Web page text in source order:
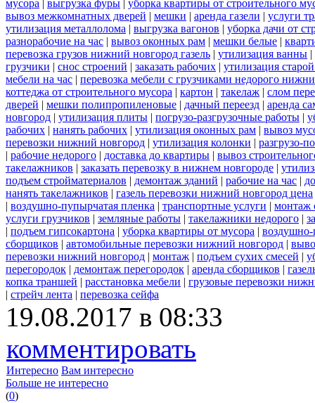
мусора | выгрузка фуры | уборка квартиры от строительного
вывоз межкомнатных дверей | мешки | аренда газели | услуги
утилизация металлолома | выгрузка вагонов | уборка дачи от
разнорабочие на час | вывоз оконных рам | мешки белые |
перевозка грузов нижний новгород газель | утилизация ванны |
грузчики | снос строений | заказать рабочих | утилизация
мебели на час | перевозка мебели с грузчиками недорого
коттеджа от строительного мусора | картон | такелаж | слом
дверей | мешки полипропиленовые | дачный переезд | аренда
новгород | утилизация плиты | погрузо-разгрузочные работы |
рабочих | нанять рабочих | утилизация оконных рам | вывоз
перевозки нижний новгород | утилизация колонки | разгрузо-
| рабочие недорого | доставка до квартиры | вывоз
такелажников | заказать перевозку в нижнем новгороде |
подъем стройматериалов | демонтаж зданий | рабочие на час |
нанять такелажников | газель перевозки нижний новгород цена
| воздушно-пупырчатая пленка | транспортные услуги | монтаж
услуги грузчиков | земляные работы | такелажники недорого |
| подъем гипсокартона | уборка квартиры от мусора | воздушно-
сборщиков | автомобильные перевозки нижний новгород |
перевозки нижний новгород | монтаж | подъем сухих смесей |
перегородок | демонтаж перегородок | аренда сборщиков |
копка траншей | расстановка мебели | грузовые перевозки
| стрейч лента | перевозка сейфа
19.08.2017 в 08:33
комментировать
Интересно Вам интересно
Больше не интересно
(0)